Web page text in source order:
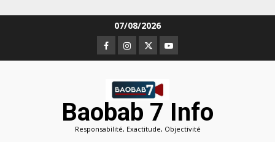
07/08/2026
Facebook
Instagram
TwitterYoutube
Baobab 7 Info
Responsabilité, Exactitude, Objectivité